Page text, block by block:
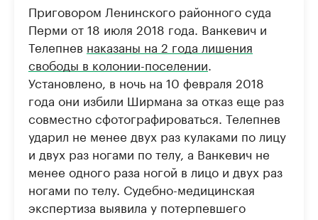
Приговором Ленинского районного суда
Перми от 18 июля 2018 года. Ванкевич и
Телепнев наказаны на 2 года лишения
свободы в колонии-поселении
Установлено, в ночь на 10 февраля 2018
года они избили Ширмана за отказ еще раз
совместно сфотографироваться. Телепнев
ударил не менее двух раз кулаками по лицу
и двух раз ногами по телу, а Ванкевич не
менее одного раза ногой в лицо и двух раз
ногами по телу. Судебно-медицинская
экспертиза выявила у потерпевшего